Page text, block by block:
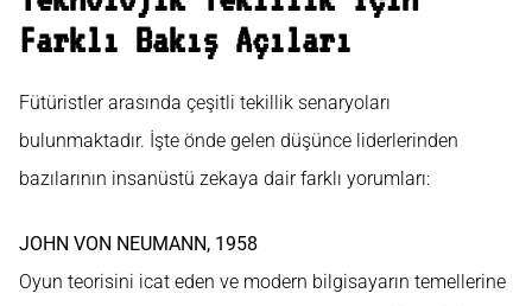
Farklı Bakış Açıları
Fütüristler arasında çeşitli tekillik senaryoları
bulunmaktadır. İşte önde gelen düşünce liderlerinden
bazılarının insanüstü zekaya dair farklı yorumları:
JOHN VON NEUMANN, 1958
Oyun teorisini icat eden ve modern bilgisayarın temellerine